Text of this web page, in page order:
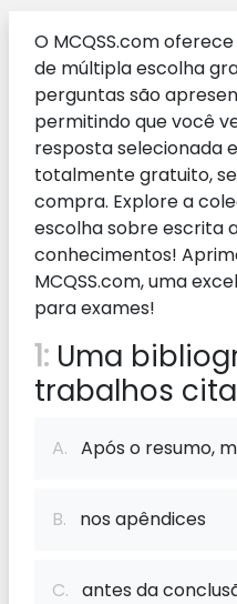
O MCQSS.com
de múltipla escolha
perguntas são
permitindo que você
resposta selecionada
totalmente gratuito,
compra. Explore a
escolha sobre escrita
conhecimentos!
MCQSS.com, uma
para exames!
1: Uma
trabalhos
A. Após o resumo,
B. nos apêndices
C. antes da